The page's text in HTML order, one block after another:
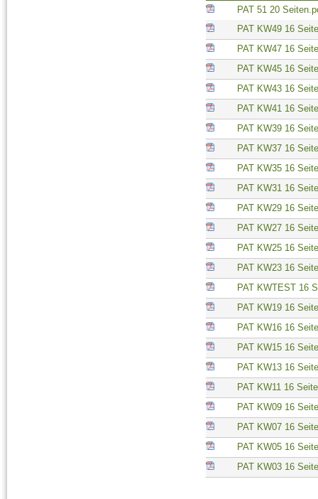
PAT 51 20
PAT KW49 16
PAT KW47 16
PAT KW45 16
PAT KW43 16
PAT KW41 16
PAT KW39 16
PAT KW37 16
PAT KW35 16
PAT KW31 16
PAT KW29 16
PAT KW27 16
PAT KW25 16
PAT KW23 16
PAT KWTEST 16
PAT KW19 16
PAT KW16 16
PAT KW15 16
PAT KW13 16
PAT KW11 16
PAT KW09 16
PAT KW07 16
PAT KW05 16
PAT KW03 16